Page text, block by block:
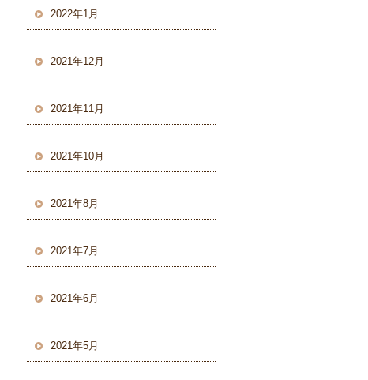
2022年1月
2021年12月
2021年11月
2021年10月
2021年8月
2021年7月
2021年6月
2021年5月